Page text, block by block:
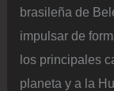
brasileña de
impulsar de
los principales
planeta y a la